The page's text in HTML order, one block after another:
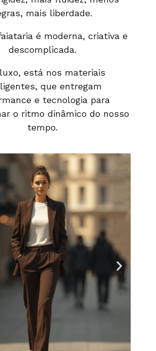
mais liberdade.
é moderna, criativa e
descomplicada.
está nos materiais
que entregam
e tecnologia para
o ritmo dinâmico do nosso
tempo.